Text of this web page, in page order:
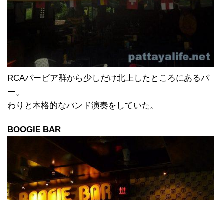
RCAバービア群から少しだけ北上したところにあるバ
ー。
わりと本格的なバンド演奏をしていた。
BOOGIE BAR